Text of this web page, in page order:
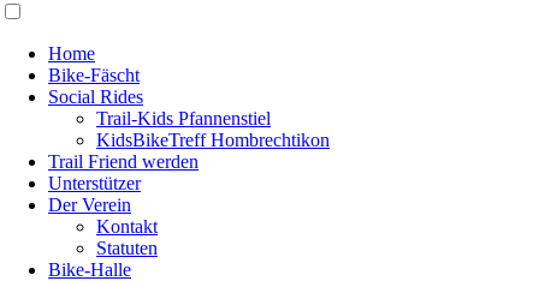
Home
Bike-Fäscht
Social Rides
Trail-Kids Pfannenstiel
KidsBikeTreff Hombrechtikon
Trail Friend werden
Unterstützer
Der Verein
Kontakt
Statuten
Bike-Halle